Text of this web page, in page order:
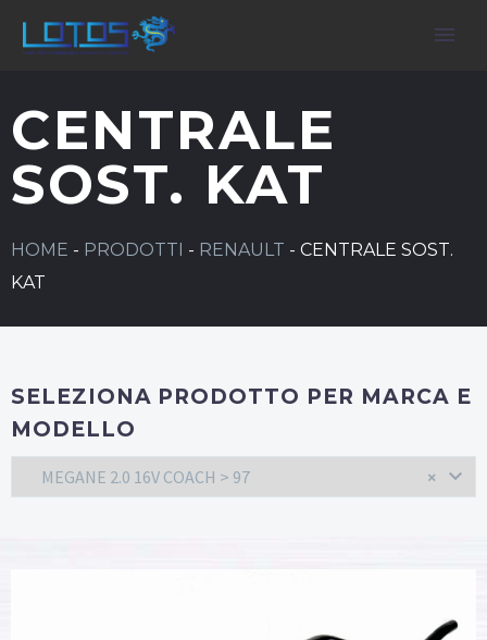
CENTRALE
SOST. KAT
HOME - PRODOTTI - RENAULT - CENTRALE SOST.
KAT
SELEZIONA PRODOTTO PER MARCA E
MODELLO
×
MEGANE 2.0 16V COACH > 97